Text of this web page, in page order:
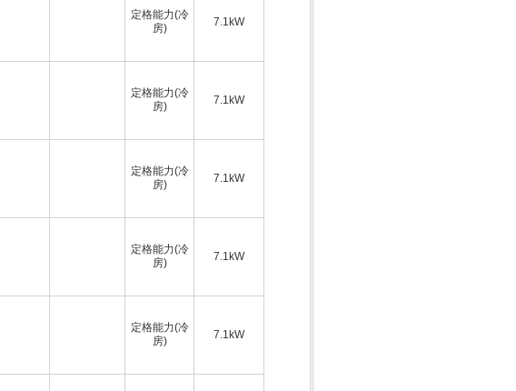
定格能力(冷
房)
7.1kW
定格能力(冷
房)
7.1kW
定格能力(冷
房)
7.1kW
定格能力(冷
房)
7.1kW
定格能力(冷
房)
7.1kW